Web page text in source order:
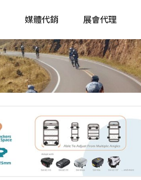
單車誌 Cycling Update
戶外探索 Outside
主題書籍
媒體代銷 展會代理